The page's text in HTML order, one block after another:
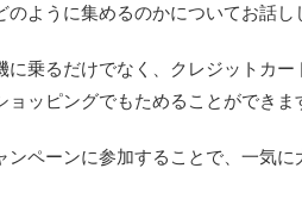
のように集めるのかについてお話し
に乗るだけでなく、クレジットカ
ョッピングでもためることができま
ンペーンに参加することで、一気